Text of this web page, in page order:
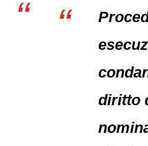
diritto